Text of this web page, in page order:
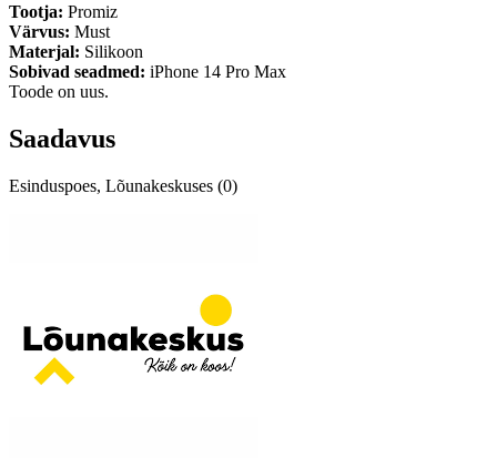
Tootja: Promiz
Värvus: Must
Materjal: Silikoon
Sobivad seadmed: iPhone 14 Pro Max
Toode on uus.
Saadavus
Esinduspoes, Lõunakeskuses (0)